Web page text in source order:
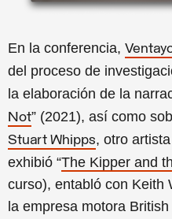
En la conferencia,
del proceso de
la elaboración de la
Not” (2021), así como
Stuart Whipps, otro
exhibió “The Kipper and
curso), entabló con Keith
la empresa motora